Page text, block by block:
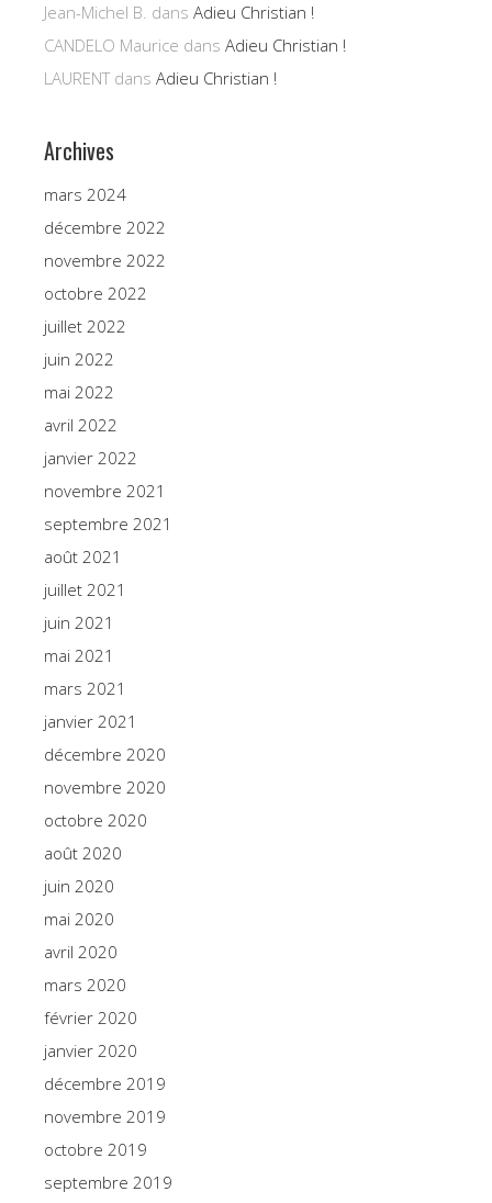
Jean-Michel B. dans Adieu Christian !
CANDELO Maurice dans Adieu Christian !
LAURENTdans Adieu Christian !
Archives
mars 2024
décembre 2022
novembre 2022
octobre 2022
juillet 2022
juin 2022
mai 2022
avril 2022
janvier 2022
novembre 2021
septembre 2021
août 2021
juillet 2021
juin 2021
mai 2021
mars 2021
janvier 2021
décembre 2020
novembre 2020
octobre 2020
août 2020
juin 2020
mai 2020
avril 2020
mars 2020
février 2020
janvier 2020
décembre 2019
novembre 2019
octobre 2019
septembre 2019